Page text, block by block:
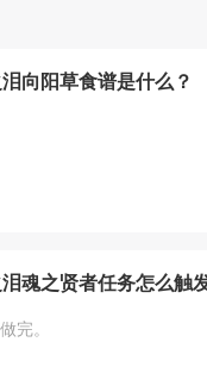
向阳草食谱是什么？
魂之贤者任务怎么触
完。